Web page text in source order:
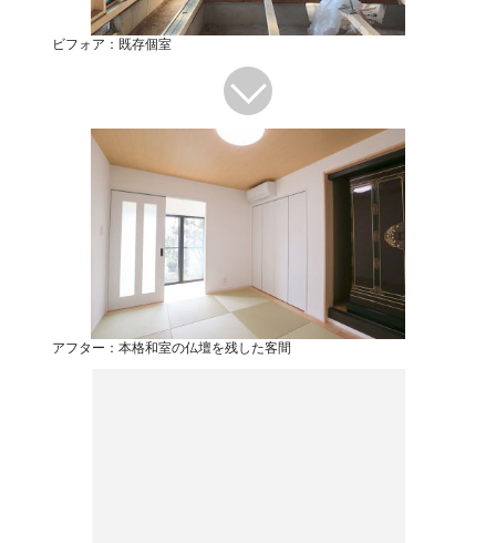
ビフォア：既存個室
アフター：本格和室の仏壇を残した客間